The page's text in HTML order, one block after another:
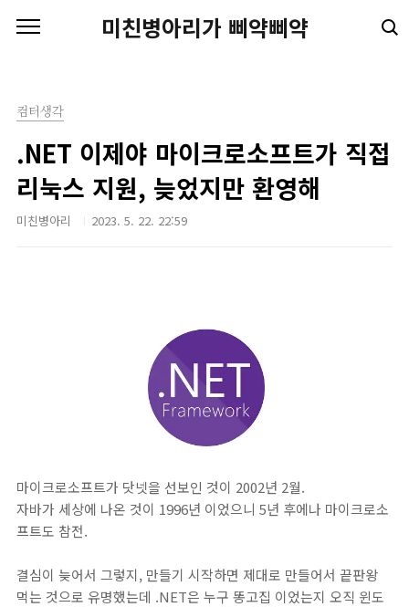
미친병아리가 삐약삐약
컴터생각
.NET 이제야 마이크로소프트가 직접
리눅스 지원, 늦었지만 환영해
미친병아리 2023. 5. 22. 22:59
마이크로소프트가 닷넷을 선보인 것이 2002년 2월.
자바가 세상에 나온 것이 1996년 이었으니 5년 후에나 마이크로소
프트도 참전.
결심이 늦어서 그렇지, 만들기 시작하면 제대로 만들어서 끝판왕
먹는 것으로 유명했는데 .NET은 누구 똥고집 이었는지 오직 윈도